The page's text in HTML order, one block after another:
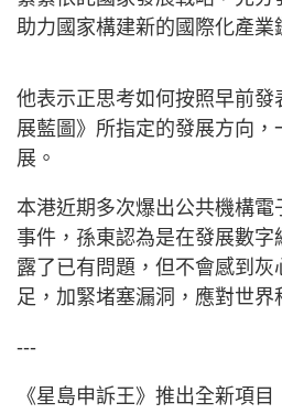
助力國家構建新的國際化產業
他表示正思考如何按照早前
展藍圖》所指定的發展方向，
展。
本港近期多次爆出公共機構電
事件，孫東認為是在發展數
露了已有問題，但不會感到
足，加緊堵塞漏洞，應對世界
---
《星島申訴王》推出全新項